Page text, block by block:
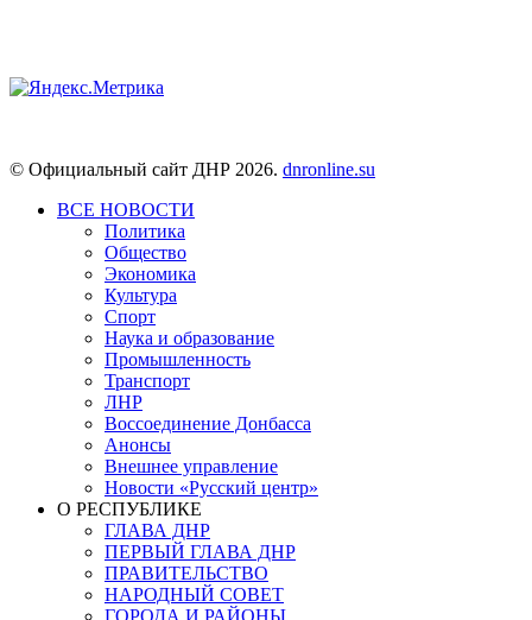
© Официальный сайт ДНР 2026. dnronline.su
ВСЕ НОВОСТИ
Политика
Общество
Экономика
Культура
Спорт
Наука и образование
Промышленность
Транспорт
ЛНР
Воссоединение Донбасса
Анонсы
Внешнее управление
Новости «Русский центр»
О РЕСПУБЛИКЕ
ГЛАВА ДНР
ПЕРВЫЙ ГЛАВА ДНР
ПРАВИТЕЛЬСТВО
НАРОДНЫЙ СОВЕТ